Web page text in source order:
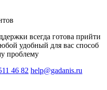
всегда готова прийти
удобный для вас способ
проблему
46 82 help@gadanis.ru